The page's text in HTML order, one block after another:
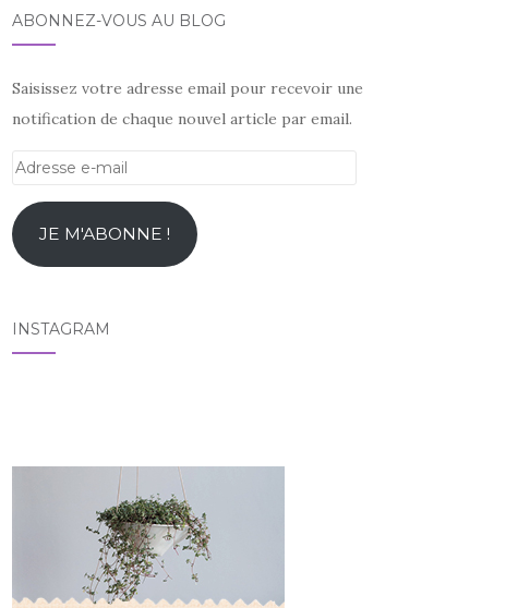
ABONNEZ-VOUS AU BLOG
Saisissez votre adresse email pour recevoir une
notification de chaque nouvel article par email.
Adresse
mailJE M'ABONNE !
INSTAGRAM